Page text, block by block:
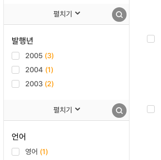
펼치기
발행년
2005 (3)
2004 (1)
2003 (2)
펼치기
언어
영어 (1)